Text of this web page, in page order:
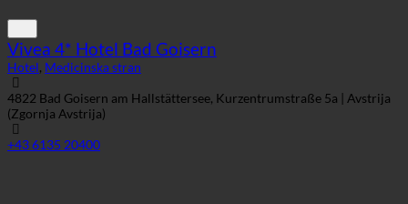
Vivea 4* Hotel Bad Goisern
Hotel, Medicinska stran
4822 Bad Goisern am Hallstättersee, Kurzentrumstraße 5a | Avstrija
(Zgornja Avstrija)
+43 6135 20400